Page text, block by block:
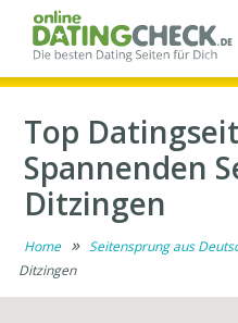
Top
Spannenden
Ditzingen
Home » Seitensprung aus
Ditzingen